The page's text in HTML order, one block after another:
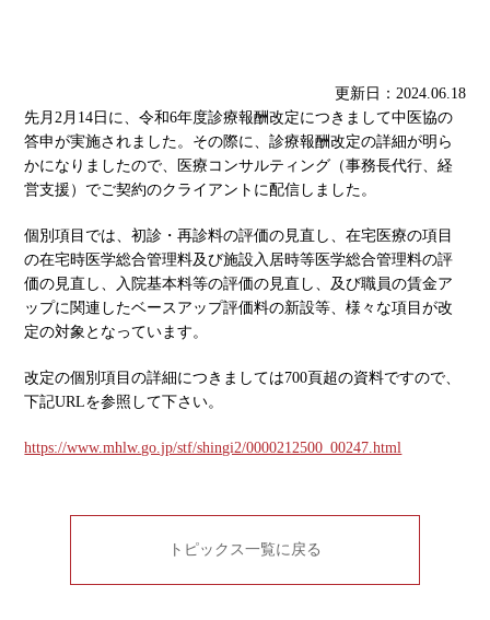
更新日：2024.06.18
先月2月14日に、令和6年度診療報酬改定につきまして中医協の
答申が実施されました。その際に、診療報酬改定の詳細が明ら
かになりましたので、医療コンサルティング（事務長代行、経
営支援）でご契約のクライアントに配信しました。
個別項目では、初診・再診料の評価の見直し、在宅医療の項目
の在宅時医学総合管理料及び施設入居時等医学総合管理料の評
価の見直し、入院基本料等の評価の見直し、及び職員の賃金ア
ップに関連したベースアップ評価料の新設等、様々な項目が改
定の対象となっています。
改定の個別項目の詳細につきましては700頁超の資料ですので、
下記URLを参照して下さい。
https://www.mhlw.go.jp/stf/shingi2/0000212500_00247.html
トピックス一覧に戻る